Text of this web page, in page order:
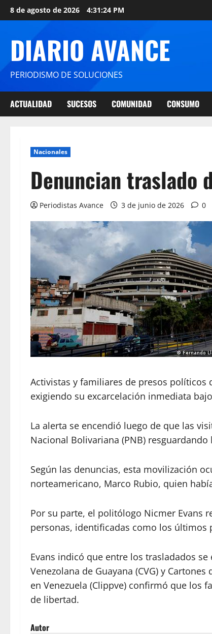
8 de agosto de 2026 4:31:25 PM
DIARIO AVANCE
PERIODISMO DE SOLUCIONES
ACTUALIDAD SUCESOS COMUNIDAD CONSUMO
Nacionales
Denuncian traslado
Periodistas Avance 3 de junio de 2026 0
Activistas y familiares de presos
exigiendo su excarcelación inmediata
La alerta se encendió luego de que las
Nacional Bolivariana (PNB)
Según las denuncias, esta movilización
norteamericano, Marco Rubio, quien
Por su parte, el politólogo Nicmer Evans
personas, identificadas como los últimos
Evans indicó que entre los trasladados
Venezolana de Guayana (CVG) y
en Venezuela (Clippve) confirmó que los
de libertad.
Autor